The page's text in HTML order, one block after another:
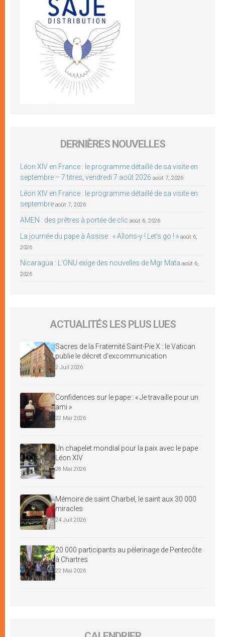
DERNIÈRES NOUVELLES
Léon XIV en France : le programme détaillé de sa visite en
septembre – 7 titres, vendredi 7 août 2026 août 7, 2026
Léon XIV en France : le programme détaillé de sa visite en
septembre août 7, 2026
AMEN : des prêtres à portée de clic août 6, 2026
La journée du pape à Assise : « Allons-y ! Let’s go ! » août 6,
2026
Nicaragua : L’ONU exige des nouvelles de Mgr Mata août 6,
2026
ACTUALITÉS LES PLUS LUES
Sacres de la Fraternité Saint-Pie X : le Vatican
publie le décret d’excommunication
2 Juil 2026
Confidences sur le pape : « Je travaille pour un
ami »
22 Mai 2026
Un chapelet mondial pour la paix avec le pape
Léon XIV
28 Mai 2026
Mémoire de saint Charbel, le saint aux 30 000
miracles
24 Juil 2026
20 000 participants au pèlerinage de Pentecôte
à Chartres
22 Mai 2026